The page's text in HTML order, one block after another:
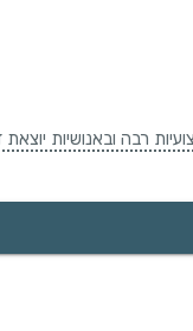
רבה ובאנושיות יוצאת